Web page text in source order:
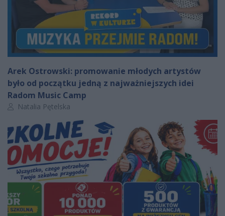
Arek Ostrowski: promowanie młodych artystów
było od początku jedną z najważniejszych idei
Radom Music Camp
Autor artykułu:
Natalia Pętelska